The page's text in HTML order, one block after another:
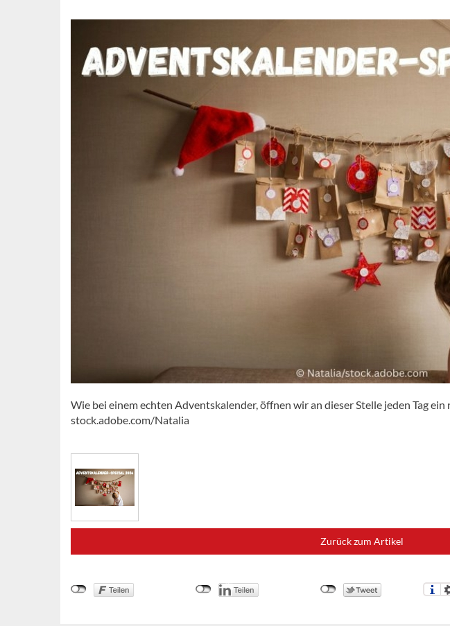
Wie bei einem echten Adventskalender, öffnen wir an dieser Stelle jeden Tag
stock.adobe.com/Natalia
Zurück zum Artikel